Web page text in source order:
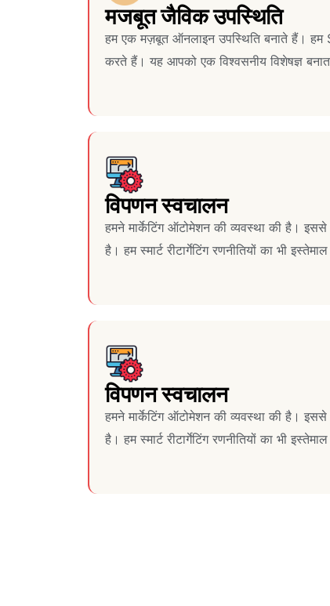
मजबूत जैविक उपस्थिति
हम एक मज़बूत ऑनलाइन उपस्थिति बनाते हैं। हम
करते हैं। यह आपको एक विश्वसनीय विशेषज्ञ
विपणन स्वचालन
हमने मार्केटिंग ऑटोमेशन की व्यवस्था की है।
है। हम स्मार्ट रीटार्गेटिंग रणनीतियों का भी
विपणन स्वचालन
हमने मार्केटिंग ऑटोमेशन की व्यवस्था की है।
है। हम स्मार्ट रीटार्गेटिंग रणनीतियों का भी